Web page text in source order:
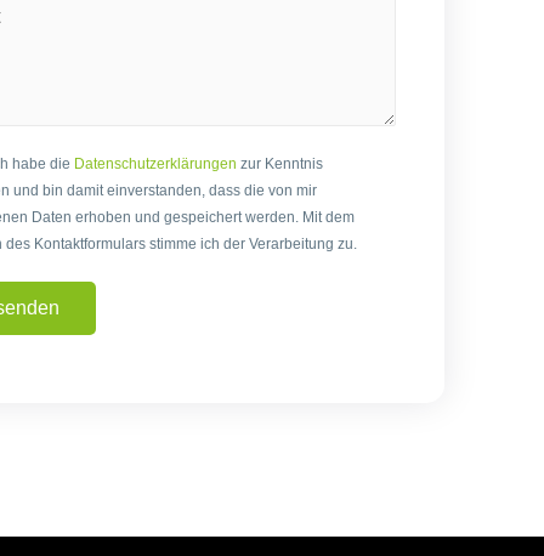
habe die Datenschutzerklärungen zur Kenntnis
und bin damit einverstanden, dass die von mir
Daten erhoben und gespeichert werden. Mit dem
des Kontaktformulars stimme ich der Verarbeitung zu.